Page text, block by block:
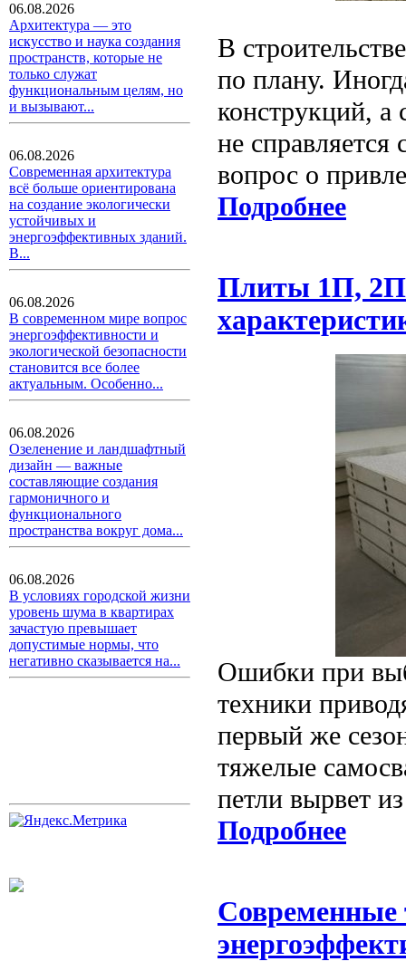
06.08.2026
Архитектура — это
искусство и наука создания
пространств, которые не
только служат
функциональным целям, но
и вызывают...
06.08.2026
Современная архитектура
всё больше ориентирована
на создание экологически
устойчивых и
энергоэффективных зданий.
В...
06.08.2026
В современном мире вопрос
энергоэффективности и
экологической безопасности
становится все более
актуальным. Особенно...
06.08.2026
Озеленение и ландшафтный
дизайн — важные
составляющие создания
гармоничного и
функционального
пространства вокруг дома...
06.08.2026
В условиях городской жизни
уровень шума в квартирах
зачастую превышает
допустимые нормы, что
негативно сказывается на...
В
по плану.
конструкций, а
не справляется
вопрос о
Подробнее
Плиты 1П, 2П
Ошибки при
техники
первый же
тяжелые
петли вырвет
Подробнее
Современные